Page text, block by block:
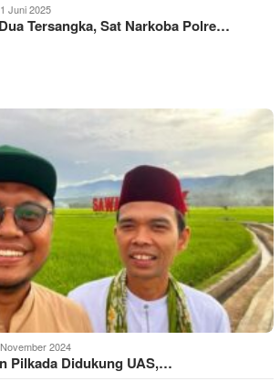
1 Juni 2025
Tersangka, Sat Narkoba Polre…
2024
Pilkada Didukung UAS,…